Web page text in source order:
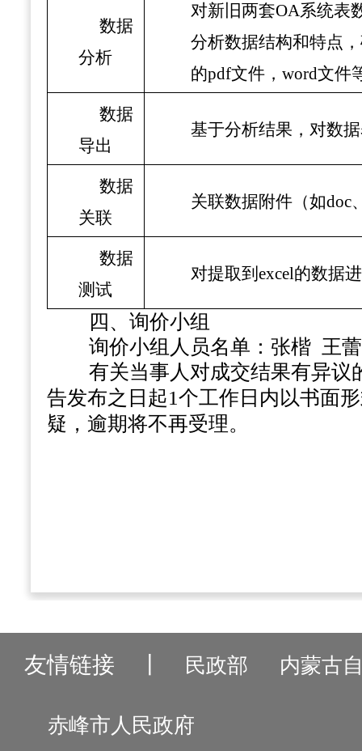
数据
分析
对新旧两套OA系统表
分析数据结构和特点
的pdf文件，word文件
数据
导出
基于分析结果，对数
数据
关联
关联数据附件（如doc
数据
测试
对提取到 excel的数据
四、询价小组
询价小组人员名单： 张楷王蕾
有关当事人对成交结果有异议
告发布之日起1个工作日内以书面
疑，逾期将不再受理。
友情链接 民政部 内蒙古
赤峰市人民政府